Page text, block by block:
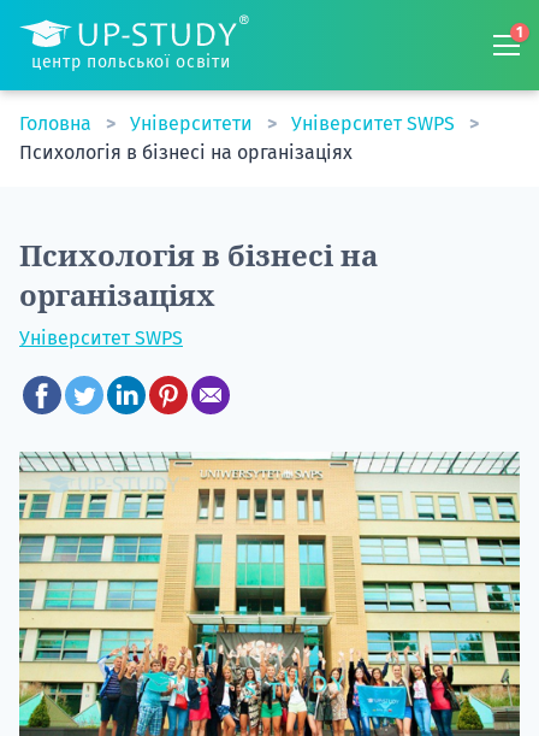
центр польської освіти
1
Головна Університети
Університет SWPS
Психологія в бізнесі на організаціях
Психологія в бізнесі на
організаціях
Університет SWPS